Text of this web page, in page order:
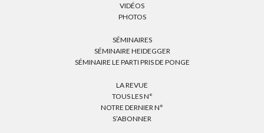
VIDÉOS
PHOTOS
SÉMINAIRES
SÉMINAIRE HEIDEGGER
SÉMINAIRE LE PARTI PRIS DE PONGE
LA REVUE
TOUS LES N°
NOTRE DERNIER N°
S’ABONNER